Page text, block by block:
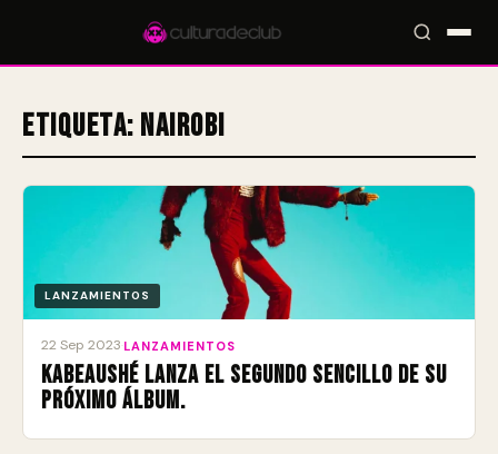
Accesos rápidos: 🎪 Eventos🎤 Artistas📍 Locales📰 Magazine
Etiqueta: Nairobi
LANZAMIENTOS
22 Sep 2023 LANZAMIENTOS
Kabeaushé lanza el segundo sencillo de su
próximo álbum.